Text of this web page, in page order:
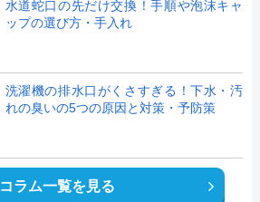
水道蛇口の先だけ交換！手順や泡沫キャ
ップの選び方・手入れ
洗濯機の排水口がくさすぎる！下水・汚
れの臭いの5つの原因と対策・予防策
コラム一覧を見る